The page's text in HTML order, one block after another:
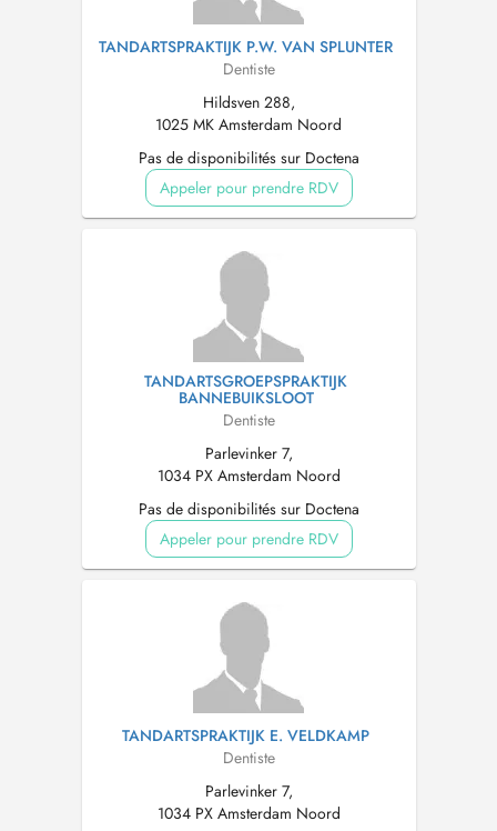
TANDARTSPRAKTIJK P.W. VAN SPLUNTER
Dentiste
Hildsven 288,
1025 MK Amsterdam Noord
Pas de disponibilités sur Doctena
Appeler pour prendre RDV
TANDARTSGROEPSPRAKTIJK
BANNEBUIKSLOOT
Dentiste
Parlevinker 7,
1034 PX Amsterdam Noord
Pas de disponibilités sur Doctena
Appeler pour prendre RDV
TANDARTSPRAKTIJK E. VELDKAMP
Dentiste
Parlevinker 7,
1034 PX Amsterdam Noord